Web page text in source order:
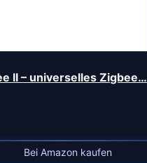
II – universelles Zigbee…
Bei Amazon kaufen